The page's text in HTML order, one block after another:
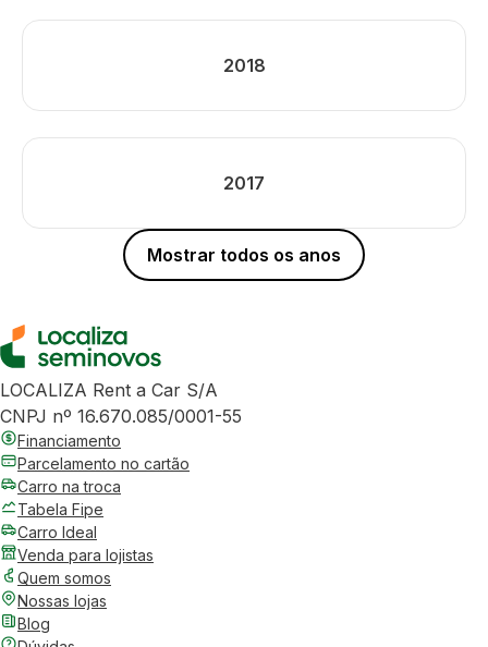
2018
2017
Mostrar todos os anos
LOCALIZA Rent a Car S/A
CNPJ nº 16.670.085/0001-55
Financiamento
Parcelamento no cartão
Carro na troca
Tabela Fipe
Carro Ideal
Venda para lojistas
Quem somos
Nossas lojas
Blog